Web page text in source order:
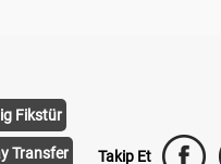
Fikstür
Transfer Takip Et